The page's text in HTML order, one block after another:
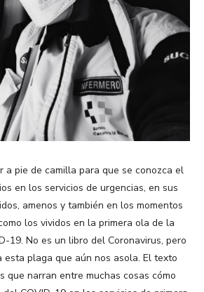
pie de camilla para que se conozca el
en los servicios de urgencias, en sus
amenos y también en los momentos
los vividos en la primera ola de la
19. No es un libro del Coronavirus, pero
esta plaga que aún nos asola. El texto
que narran entre muchas cosas cómo